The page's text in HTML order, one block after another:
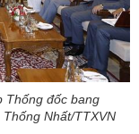
Thống đốc bang
Nhất/TTXVN